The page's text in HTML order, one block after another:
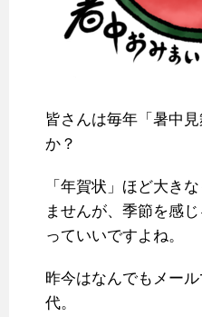
皆さんは毎年「暑中
か？
「年賀状」ほど大き
ませんが、季節を感
っていいですよね。
昨今はなんでもメー
代。